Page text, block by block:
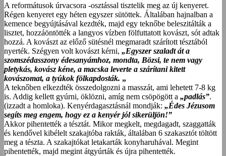
A reformátusok úrvacsora -osztással tisztelik meg az új kenyeret.
Régen kenyeret egy héten egyszer sütöttek. Általában hajnalban a
kemence begyújtásával kezdték, majd egy teknőbe beleszitálták a
lisztet, hozzáöntötték a langyos vízben fölfuttatott kovászt, sót adtak
hozzá. A kovászt az előző sütésnél megmaradt szárított tésztából
nyerték. Szégyen volt kovászt kérni, „Egyszer szaladt át a
szomszédasszony édesanyámhoz, mondta, Bözsi, te nem vagy
pletykás, kovász kéne, a macska leverte a szárítani kitett
kovászomat, a tyúkok fölkapdosták. „
A teknőben elkezdték összedolgozni a masszát, ami lehetett 7-8 kg
is. Addig kellett gyúrni, öklözni, amíg nem csöpögött a „padlás”.
(izzadt a homloka). Kenyérdagasztásnál mondják: „Édes Jézusom
segíts meg engem, hogy ez a kenyér jól sikerüljön!”
Akkor pihentették a tésztát. Mikor megkelt, megdagadt, szaggatták
és kendővel kibélelt szakajtóba rakták, általában 6 szakasztót töltött
meg a tészta. A szakajtókat letakarták konyharuhával. Megint
pihentették, majd megint átgyúrták és újra pihentették.